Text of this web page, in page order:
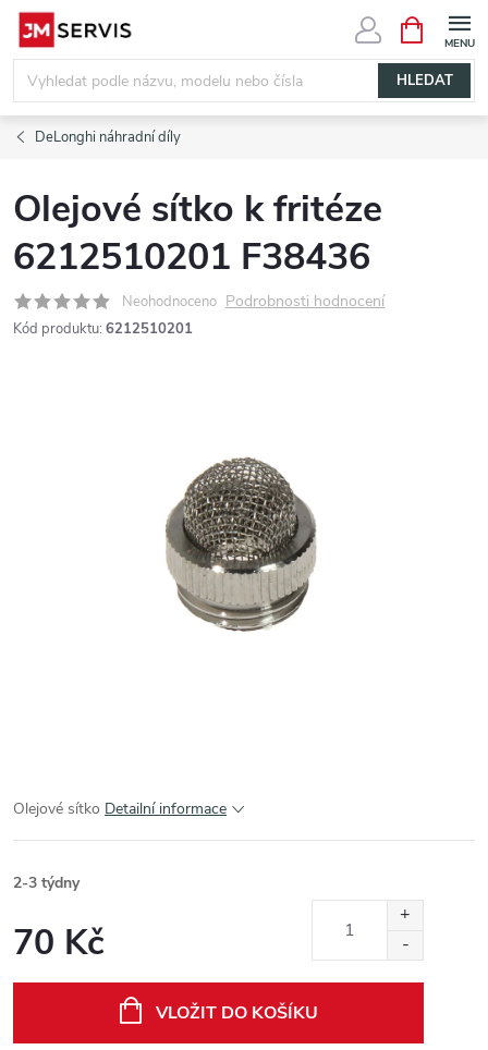
Přejít
obsah
HLEDAT
NÁKUPNÍ
KOŠÍK
DeLonghi náhradní díly
Olejové sítko k fritéze
6212510201 F38436
Neohodnoceno Podrobnosti hodnocení
Kód produktu: 6212510201
Olejové sítko Detailní informace
2-3 týdny
70 Kč
VLOŽIT DO KOŠÍKU